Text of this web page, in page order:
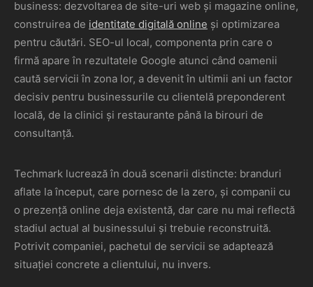
business: dezvoltarea de site-uri web și magazine online,
construirea de identitate digitală online și optimizarea
pentru căutări. SEO-ul local, componenta prin care o
firmă apare în rezultatele Google atunci când oamenii
caută servicii în zona lor, a devenit în ultimii ani un factor
decisiv pentru businessurile cu clientelă preponderent
locală, de la clinici și restaurante până la birouri de
consultanță.
Techmark lucrează în două scenarii distincte: branduri
aflate la început, care pornesc de la zero, și companii cu
o prezență online deja existentă, dar care nu mai reflectă
stadiul actual al businessului și trebuie reconstruită.
Potrivit companiei, pachetul de servicii se adaptează
situației concrete a clientului, nu invers.